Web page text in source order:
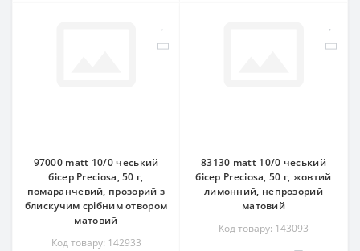
97000 matt 10/0 чеський
бісер Preciosa, 50 г,
помаранчевий, прозорий з
блискучим срібним отвором
матовий
Код товару: 142933
83130 matt 10/0 чеський
бісер Preciosa, 50 г, жовтий
лимонний, непрозорий
матовий
Код товару: 143093